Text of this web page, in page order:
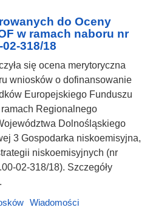
do Oceny
w ramach naboru nr
318/18
się ocena merytoryczna
wniosków o dofinansowanie
Europejskiego Funduszu
Regionalnego
Dolnośląskiego
3 Gospodarka niskoemisyjna,
niskoemisyjnych (nr
02-318/18). Szczegóły
Wiadomości